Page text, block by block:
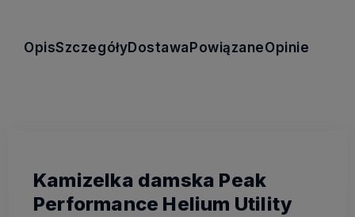
OpisSzczegółyDostawaPowiązaneOpinie
Kamizelka damska Peak
Performance Helium Utility